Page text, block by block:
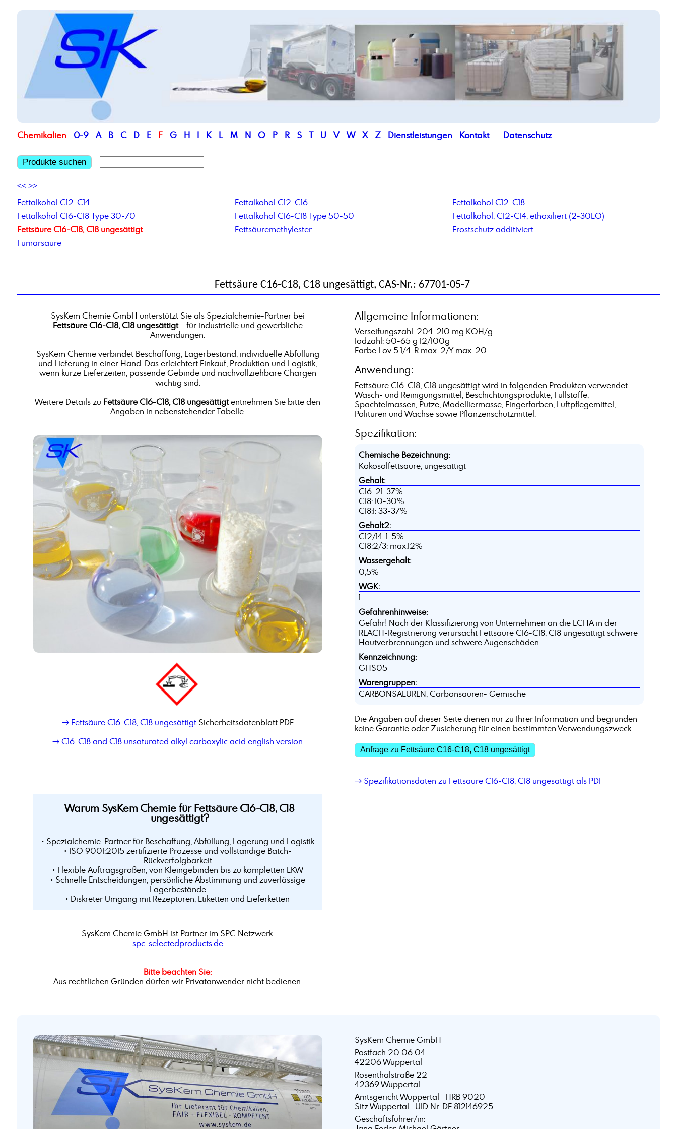
Chemikalien 0-9 A B C D E F G H I K L M N O P R S T U V W X Z Dienstleistungen Kontakt Datenschutz
Produkte suchen
<< >>
Fettalkohol C12-C14
Fettalkohol C12-C16
Fettalkohol C12-C18
Fettalkohol C16-C18 Type 30-70
Fettalkohol C16-C18 Type 50-50
Fettalkohol, C12-C14, ethoxiliert (2-30EO)
Fettsäure C16-C18, C18 ungesättigt
Fettsäuremethylester
Frostschutz additiviert
Fumarsäure
Fettsäure C16-C18, C18 ungesättigt, CAS-Nr.: 67701-05-7
SysKem Chemie GmbH unterstützt Sie als Spezialchemie-Partner bei
Fettsäure C16-C18, C18 ungesättigt– für industrielle und gewerbliche
Anwendungen.
SysKem Chemie verbindet Beschaffung, Lagerbestand, individuelle Abfüllung
und Lieferung in einer Hand. Das erleichtert Einkauf, Produktion und Logistik,
wenn kurze Lieferzeiten, passende Gebinde und nachvollziehbare Chargen
wichtig sind.
Weitere Details zu Fettsäure C16-C18, C18 ungesättigtentnehmen Sie bitte den
Angaben in nebenstehender Tabelle.
→ Fettsäure C16-C18, C18 ungesättigtSicherheitsdatenblatt PDF
→ C16-C18 and C18 unsaturated alkyl carboxylic acid english version
Warum SysKem Chemie für Fettsäure C16-C18, C18
ungesättigt?
• Spezialchemie-Partner für Beschaffung, Abfüllung, Lagerung und Logistik
• ISO 9001:2015 zertifizierte Prozesse und vollständige Batch-
Rückverfolgbarkeit
• Flexible Auftragsgrößen, von Kleingebinden bis zu kompletten LKW
• Schnelle Entscheidungen, persönliche Abstimmung und zuverlässige
Lagerbestände
• Diskreter Umgang mit Rezepturen, Etiketten und Lieferketten
SysKem Chemie GmbH ist Partner im SPC Netzwerk:
spc-selectedproducts.de
Bitte beachten Sie:
Aus rechtlichen Gründen dürfen wir Privatanwender nicht bedienen.
Allgemeine Informationen:
Verseifungszahl: 204-210 mg KOH/g
Iodzahl: 50-65 g I2/100g
Farbe Lov 5 1/4: R max. 2/Y max. 20
Anwendung:
Fettsäure C16-C18, C18 ungesättigt wird in folgenden Produkten verwendet:
Wasch- und Reinigungsmittel, Beschichtungsprodukte, Füllstoffe,
Spachtelmassen, Putze, Modelliermasse, Fingerfarben, Luftpflegemittel,
Polituren und Wachse sowie Pflanzenschutzmittel.
Spezifikation:
Chemische Bezeichnung:
Kokosölfettsäure, ungesättigt
Gehalt:
C16: 21-37%
C18: 10-30%
C18:1: 33-37%
Gehalt2:
C12/14: 1-5%
C18:2/3: max.12%
Wassergehalt:
0,5%
WGK:
1
Gefahrenhinweise:
Gefahr! Nach der Klassifizierung von Unternehmen an die ECHA in der
REACH-Registrierung verursacht Fettsäure C16-C18, C18 ungesättigt schwere
Hautverbrennungen und schwere Augenschäden.
Kennzeichnung:
GHS05
Warengruppen:
CARBONSAEUREN, Carbonsäuren- Gemische
Die Angaben auf dieser Seite dienen nur zu Ihrer Information und begründen
keine Garantie oder Zusicherung für einen bestimmten Verwendungszweck.
Anfrage zu Fettsäure C16-C18, C18 ungesättigt
→ Spezifikationsdaten zu Fettsäure C16-C18, C18 ungesättigt als PDF
SysKem Chemie GmbH
Postfach 20 06 04
42206 Wuppertal
Rosenthalstraße 22
42369 Wuppertal
Amtsgericht Wuppertal HRB 9020
Sitz Wuppertal UID Nr. DE 812146925
Geschäftsführer/in: